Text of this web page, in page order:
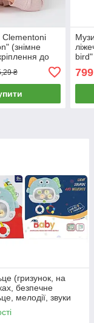
Clementoni
(знімне
до
₴ 799
(гризунок, на
безпечне
мелодії, звуки
1941-2